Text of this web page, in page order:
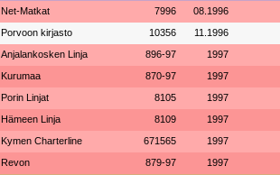
Net-Matkat 7996 08.1996
Porvoon kirjasto 10356 11.1996
Anjalankosken Linja 896-97 1997
Kurumaa 870-97 1997
Porin Linjat 8105 1997
Hämeen Linja 8109 1997
Kymen Charterline 671565 1997
Revon 879-97 1997